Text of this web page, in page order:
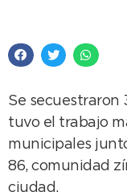
Se secuestraron
tuvo el trabajo
municipales
86, comunidad
ciudad.